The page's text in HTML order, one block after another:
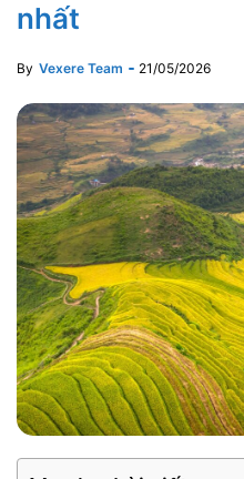
nhất
By Vexere Team 21/05/2026